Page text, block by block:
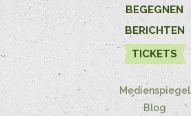
BEGEGNEN
BERICHTEN
TICKETS
Medienspiegel
Blog